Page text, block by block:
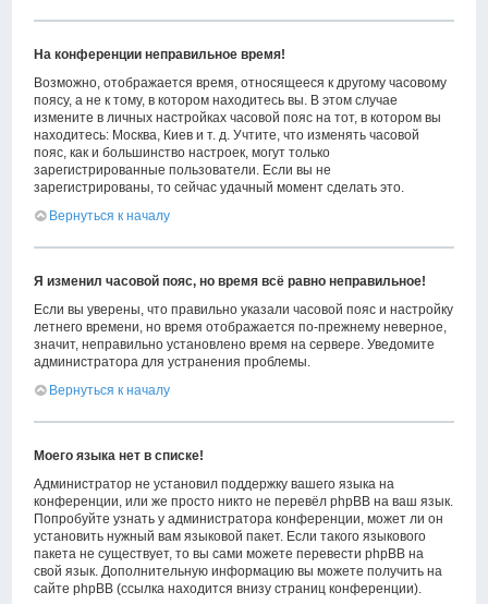
На конференции неправильное время!
Возможно, отображается время, относящееся к другому часовому
поясу, а не к тому, в котором находитесь вы. В этом случае
измените в личных настройках часовой пояс на тот, в котором вы
находитесь: Москва, Киев и т. д. Учтите, что изменять часовой
пояс, как и большинство настроек, могут только
зарегистрированные пользователи. Если вы не
зарегистрированы, то сейчас удачный момент сделать это.
Вернуться к началу
Я изменил часовой пояс, но время всё равно неправильное!
Если вы уверены, что правильно указали часовой пояс и настройку
летнего времени, но время отображается по-прежнему неверное,
значит, неправильно установлено время на сервере. Уведомите
администратора для устранения проблемы.
Вернуться к началу
Моего языка нет в списке!
Администратор не установил поддержку вашего языка на
конференции, или же просто никто не перевёл phpBB на ваш язык.
Попробуйте узнать у администратора конференции, может ли он
установить нужный вам языковой пакет. Если такого языкового
пакета не существует, то вы сами можете перевести phpBB на
свой язык. Дополнительную информацию вы можете получить на
сайте phpBB (ссылка находится внизу страниц конференции).